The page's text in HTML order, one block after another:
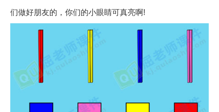
们做好朋友的，你们的小眼睛可真亮啊!